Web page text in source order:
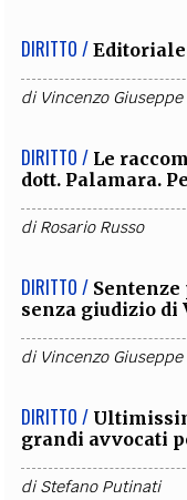
DIRITTO /
di Vincenzo Giuseppe
DIRITTO / Le
dott. Palamara.
diRosario Russo
DIRITTO /
senza giudizio di
di Vincenzo Giuseppe
DIRITTO /
grandi avvocati
diStefano Putinati